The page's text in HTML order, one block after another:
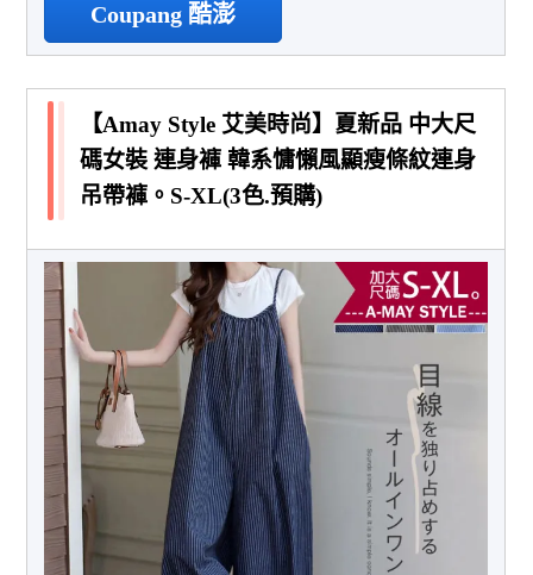
Coupang 酷澎
【Amay Style 艾美時尚】夏新品 中大尺
碼女裝 連身褲 韓系慵懶風顯瘦條紋連身
吊帶褲。S-XL(3色.預購)